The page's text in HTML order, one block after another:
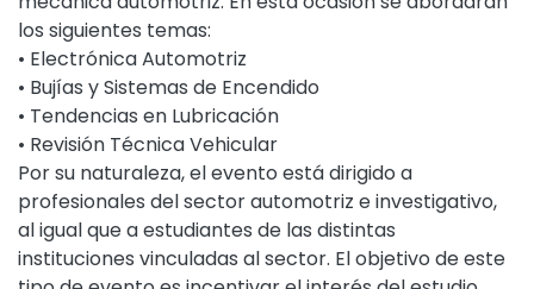
los siguientes temas:
• Electrónica Automotriz
• Bujías y Sistemas de Encendido
• Tendencias en Lubricación
• Revisión Técnica Vehicular
Por su naturaleza, el evento está dirigido a
profesionales del sector automotriz e investigativo,
al igual que a estudiantes de las distintas
instituciones vinculadas al sector. El objetivo de este